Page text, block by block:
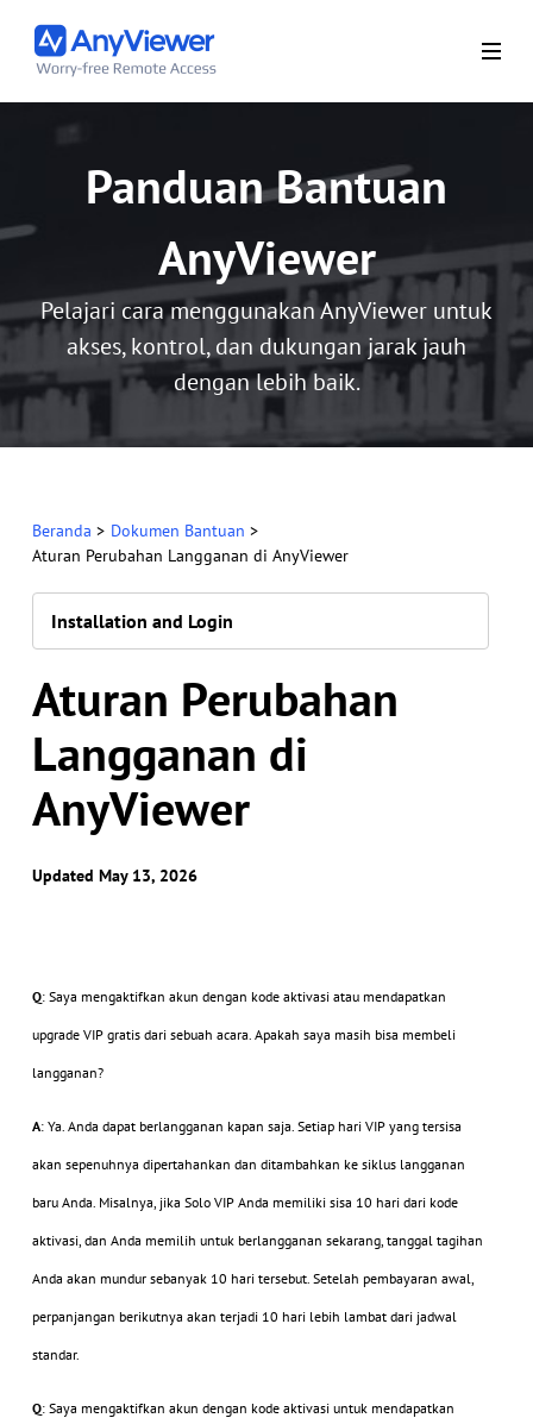
Panduan Bantuan
AnyViewer
Pelajari cara menggunakan AnyViewer untuk
akses, kontrol, dan dukungan jarak jauh
dengan lebih baik.
Beranda > Dokumen Bantuan >
Aturan Perubahan Langganan di AnyViewer
Installation and Login
Aturan Perubahan
Langganan di
AnyViewer
Updated May 13, 2026
Q: Saya mengaktifkan akun dengan kode aktivasi atau mendapatkan
upgrade VIP gratis dari sebuah acara. Apakah saya masih bisa membeli
langganan?
A: Ya. Anda dapat berlangganan kapan saja. Setiap hari VIP yang tersisa
akan sepenuhnya dipertahankan dan ditambahkan ke siklus langganan
baru Anda. Misalnya, jika Solo VIP Anda memiliki sisa 10 hari dari kode
aktivasi, dan Anda memilih untuk berlangganan sekarang, tanggal tagihan
Anda akan mundur sebanyak 10 hari tersebut. Setelah pembayaran awal,
perpanjangan berikutnya akan terjadi 10 hari lebih lambat dari jadwal
standar.
Q: Saya mengaktifkan akun dengan kode aktivasi untuk mendapatkan